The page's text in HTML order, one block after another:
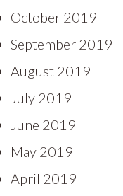
October 2019
September 2019
August 2019
July 2019
June 2019
May 2019
April 2019